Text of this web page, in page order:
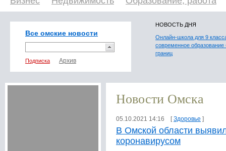
Все омские новости
Подписка
НОВОСТЬ ДНЯ
Онлайн-школа для 9
современное образование
границ
Новости Омска
05.10.2021 14:16 [Здоровье ]
В Омской области
коронавирусом